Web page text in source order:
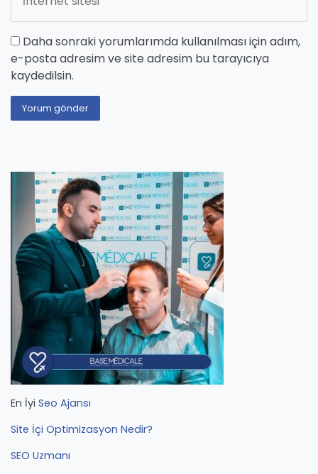
Daha sonraki yorumlarımda kullanılması için adım,
e-posta adresim ve site adresim bu tarayıcıya
kaydedilsin.
En İyi Seo Ajansı
Site İçi Optimizasyon Nedir?
SEO Uzmanı